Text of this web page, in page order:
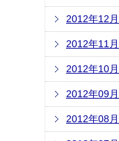
2012年12月
2012年11月
2012年10月
2012年09月
2012年08月